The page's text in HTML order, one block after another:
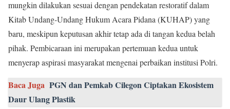
mungkin dilakukan sesuai dengan pendekatan restoratif dalam
Kitab Undang-Undang Hukum Acara Pidana (KUHAP) yang
baru, meskipun keputusan akhir tetap ada di tangan kedua belah
pihak. Pembicaraan ini merupakan pertemuan kedua untuk
menyerap aspirasi masyarakat mengenai perbaikan institusi Polri.
Baca Juga PGN dan Pemkab Cilegon Ciptakan Ekosistem
Daur Ulang Plastik